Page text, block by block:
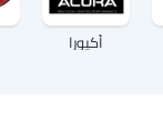
أكيورا